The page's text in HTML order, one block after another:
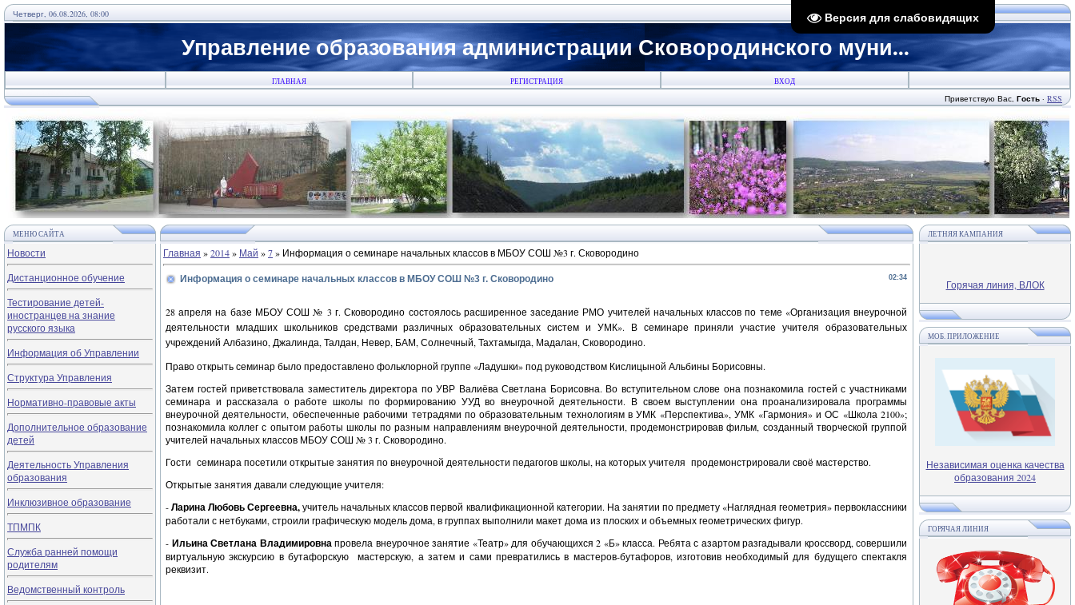
Версия для слабовидящих
Четверг, 06.08.2026, 08:00
Управление образования администрации Сковородинского муни...
ГЛАВНАЯ РЕГИСТРАЦИЯ ВХОД
Приветствую Вас, Гость · RSS
МЕНЮ САЙТА
Новости
Дистанционное обучение
Тестирование детей-
иностранцев на знание
русского языка
Информация об Управлении
Структура Управления
Нормативно-правовые акты
Дополнительное образование
детей
Деятельность Управления
образования
Инклюзивное образование
ТПМПК
Служба ранней помощи
родителям
Ведомственный контроль
Главная »2014» Май »7» Информация о семинаре начальных классов в МБОУ СОШ №3 г. Сковородино
02:34
Информация о семинаре начальных классов в МБОУ СОШ №3 г. Сковородино
28 апреля на базе МБОУ СОШ № 3 г. Сковородино состоялось расширенное заседание РМО учителей начальных классов по теме «Организация внеурочной
деятельности младших школьников средствами различных образовательных систем и УМК». В семинаре приняли участие учителя образовательных
учреждений Албазино, Джалинда, Талдан, Невер, БАМ, Солнечный, Тахтамыгда, Мадалан, Сковородино.
Право открыть семинар было предоставлено фольклорной группе «Ладушки» под руководством Кислицыной Альбины Борисовны.
Затем гостей приветствовала заместитель директора по УВР Валиёва Светлана Борисовна. Во вступительном слове она познакомила гостей с участниками
семинара и рассказала о работе школы по формированию УУД во внеурочной деятельности. В своем выступлении она проанализировала программы
внеурочной деятельности, обеспеченные рабочими тетрадями по образовательным технологиям в УМК «Перспектива», УМК «Гармония» и ОС «Школа 2100»;
познакомила коллег с опытом работы школы по разным направлениям внеурочной деятельности, продемонстрировав фильм, созданный творческой группой
учителей начальных классов МБОУ СОШ № 3 г. Сковородино.
Гости семинара посетили открытые занятия по внеурочной деятельности педагогов школы, на которых учителя продемонстрировали своё мастерство.
Открытые занятия давали следующие учителя:
-Ларина Любовь Сергеевна,учитель начальных классов первой квалификационной категории. На занятии по предмету «Наглядная геометрия» первоклассники
работали с нетбуками, строили графическую модель дома, в группах выполнили макет дома из плоских и объемных геометрических фигур.
- Ильина Светлана Владимировнапровела внеурочное занятие «Театр» для обучающихся 2 «Б» класса. Ребята с азартом разгадывали кроссворд, совершили
виртуальную экскурсию в бутафорскую мастерскую, а затем и сами превратились в мастеров-бутафоров, изготовив необходимый для будущего спектакля
реквизит.
ЛЕТНЯЯ КАМПАНИЯ
Горячая линия, ВЛОК
МОБ. ПРИЛОЖЕНИЕ
Независимая оценка качества
образования 2024
ГОРЯЧАЯ ЛИНИЯ